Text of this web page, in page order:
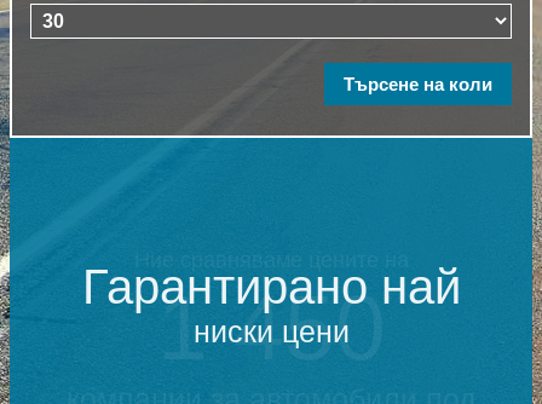
Гарантирано най
ниски цени